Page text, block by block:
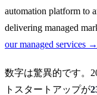
automation platform to
delivering managed
our managed services →
数字は驚異的です。
トスタートアップが